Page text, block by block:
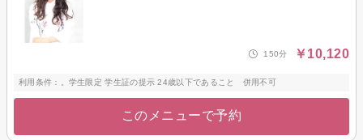
150分 ￥10,120
利用条件：。学生限定 学生証の提示 24歳以下であること 併用不可
このメニューで予約